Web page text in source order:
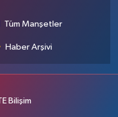
Tüm Manşetler
Haber Arşivi
Bilişim